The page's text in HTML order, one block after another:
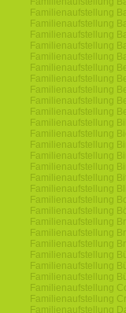
Familienaufstellung
Familienaufstellung
Familienaufstellung
Familienaufstellung
Familienaufstellung
Familienaufstellung
Familienaufstellung
Familienaufstellung
Familienaufstellung
Familienaufstellung
Familienaufstellung
Familienaufstellung
Familienaufstellung
Familienaufstellung
Familienaufstellung
Familienaufstellung
Familienaufstellung
Familienaufstellung
Familienaufstellung
Familienaufstellung
Familienaufstellung
Familienaufstellung
Familienaufstellung
Familienaufstellung
Familienaufstellung
Familienaufstellung
Familienaufstellung
Familienaufstellung